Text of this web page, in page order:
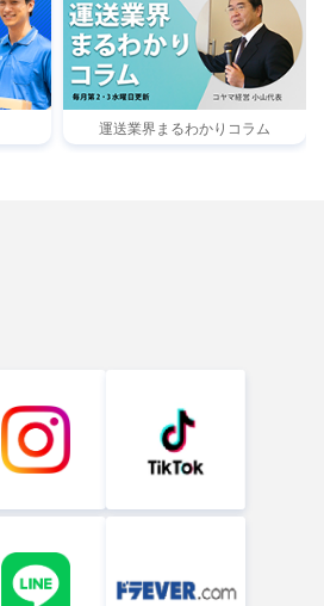
運送業界まるわかりコラム